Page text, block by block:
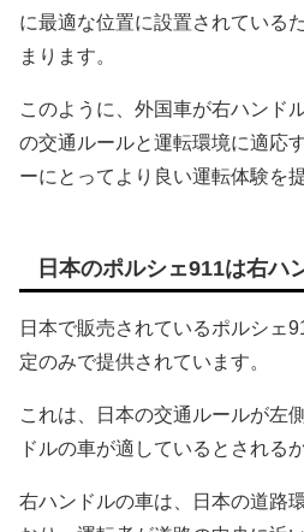
に最適な位置に設置されている
まります。
このように、外国車が右ハンド
の交通ルールと運転環境に適応
ーにとってより良い運転体験を
日本のポルシェ911は右ハ
日本で販売されているポルシェ
定のみで提供されています。
これは、日本の交通ルールが左
ドルの車が適しているとされる
右ハンドルの車は、日本の道路